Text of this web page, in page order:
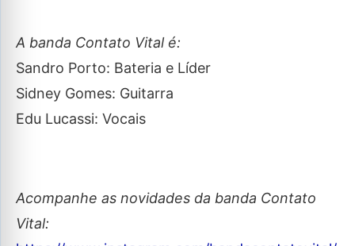
A banda Contato Vital é:
Sandro Porto: Bateria e Líder
Sidney Gomes: Guitarra
Edu Lucassi: Vocais
Acompanhe as novidades da banda Contato
Vital: